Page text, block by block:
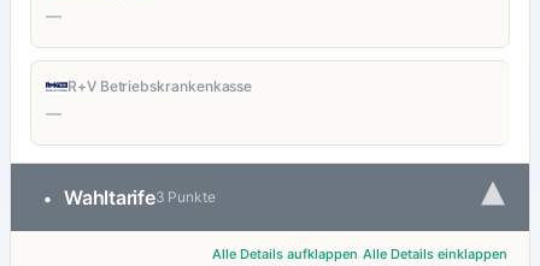
—
R+V Betriebskrankenkasse
—
• Wahltarife3 Punkte ▾
Alle Details aufklappen Alle Details einklappen